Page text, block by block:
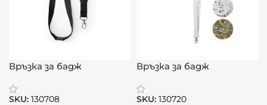
Връзка за бадж
SKU: 130708
Връзка за бадж
SKU: 130720